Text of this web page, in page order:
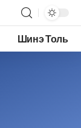
Шинэ Толь